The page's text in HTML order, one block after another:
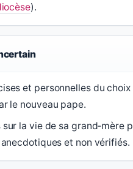
).
et personnelles du choix
le nouveau pape.
la vie de sa grand‑mère
et non vérifiés.